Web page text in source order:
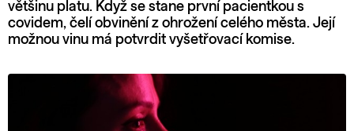
většinu platu. Když se stane první pacientkou s
covidem, čelí obvinění z ohrožení celého města. Její
možnou vinu má potvrdit vyšetřovací komise.